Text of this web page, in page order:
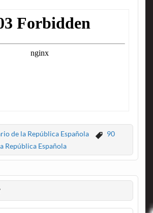
de la República Española
90
República Española